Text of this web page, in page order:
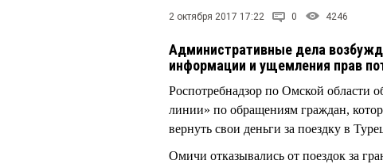
2 октября 2017 17:22 0 4246
Административные дела
информации и ущемления прав
Роспотребнадзор по Омской области
линии» по обращениям граждан,
вернуть свои деньги за поездку в
Омичи отказывались от поездок за